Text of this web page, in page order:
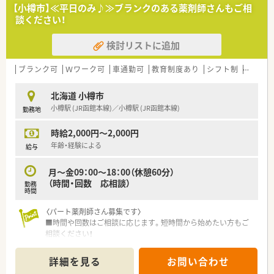
【小樽市】≪平日のみ♪≫ブランクのある薬剤師さんもご相
談ください！
検討リストに追加
ブランク可 Ｗワーク可 車通勤可 教育制度あり シフト制 大手チ
勤務地
北海道 小樽市
小樽駅 (JR函館本線)／小樽駅 (JR函館本線)
給与
時給2,000円～2,000円
年齢・経験による
勤務
時間
月～金09：00～18：00（休憩60分）
（時間・回数 応相談）
〈パート薬剤師さん募集です〉
■時間や回数はご相談に応じます。短時間から始めたい方もご
相談ください！
させていただきます
■週20時間以上勤務で社保加入対象です。しっかり働きたい方
詳細を見る お問い合わせ